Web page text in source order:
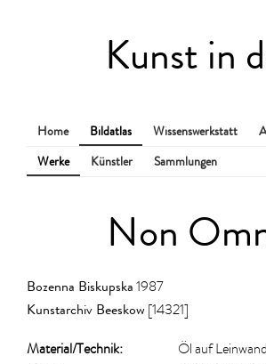
Kunst in
Home Bildatlas Wissenswerkstatt
Werke
Künstler Sammlungen
Non
Bozenna Biskupska 1987
Kunstarchiv Beeskow [14321]
Material/​Technik:
Öl auf Leinwand